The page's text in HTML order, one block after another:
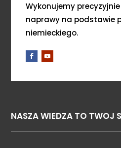
Wykonujemy
naprawy na podstawie
niemieckiego.
NASZA WIEDZA TO TWOJ